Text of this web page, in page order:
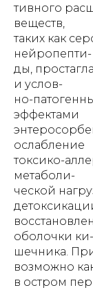
тивного
веществ,
таких как
нейропепти-
ды,
и услов-
но-
эффектами
ослабление
токсико-
метаболи-
ческой
оболочки ки-
шечника.
возможно
в остром